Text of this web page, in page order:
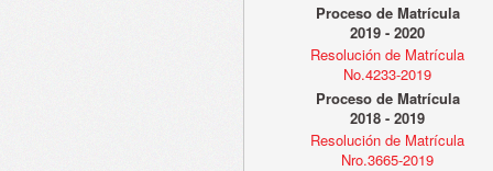
Proceso de Matrícula
2019 - 2020
Resolución de Matrícula
No.4233-2019
Proceso de Matrícula
2018 - 2019
Resolución de Matrícula
Nro.3665-2019